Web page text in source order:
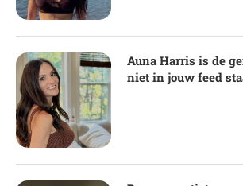
Auna Harris is de
niet in jouw feed